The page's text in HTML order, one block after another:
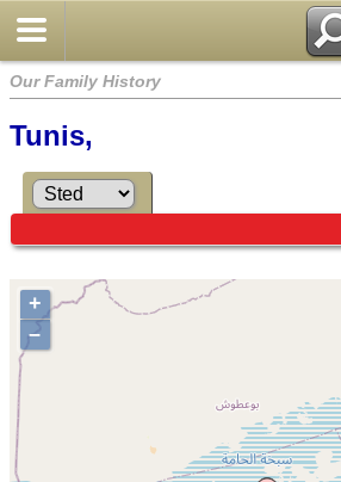
Our Family History
Tunis,
+
–